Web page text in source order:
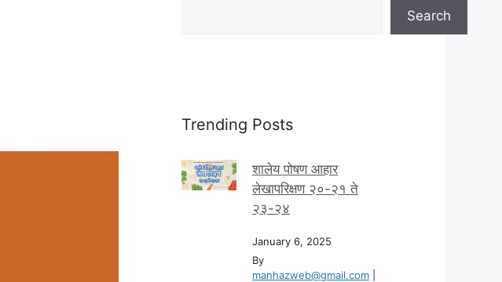
Search
Trending Posts
शालेय पोषण आहार
लेखापरिक्षण २०-२१ ते
२३-२४
January 6, 2025
By
manhazweb@gmail.com